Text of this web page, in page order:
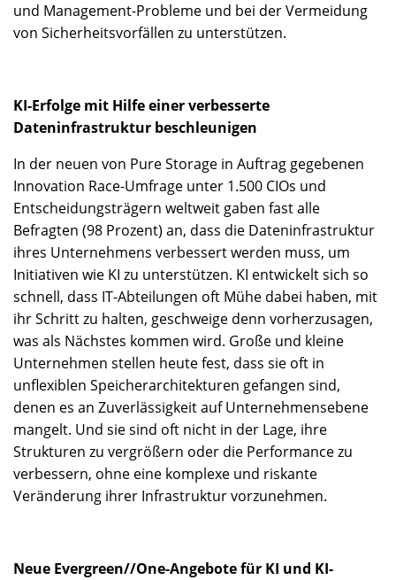
und Management-Probleme und bei der Vermeidung
von Sicherheitsvorfällen zu unterstützen.
KI-Erfolge mit Hilfe einer verbesserte
Dateninfrastruktur beschleunigen
In der neuen von Pure Storage in Auftrag gegebenen
Innovation Race-Umfrage unter 1.500 CIOs und
Entscheidungsträgern weltweit gaben fast alle
Befragten (98 Prozent) an, dass die Dateninfrastruktur
ihres Unternehmens verbessert werden muss, um
Initiativen wie KI zu unterstützen. KI entwickelt sich so
schnell, dass IT-Abteilungen oft Mühe dabei haben, mit
ihr Schritt zu halten, geschweige denn vorherzusagen,
was als Nächstes kommen wird. Große und kleine
Unternehmen stellen heute fest, dass sie oft in
unflexiblen Speicherarchitekturen gefangen sind,
denen es an Zuverlässigkeit auf Unternehmensebene
mangelt. Und sie sind oft nicht in der Lage, ihre
Strukturen zu vergrößern oder die Performance zu
verbessern, ohne eine komplexe und riskante
Veränderung ihrer Infrastruktur vorzunehmen.
Neue Evergreen//One-Angebote für KI und KI-